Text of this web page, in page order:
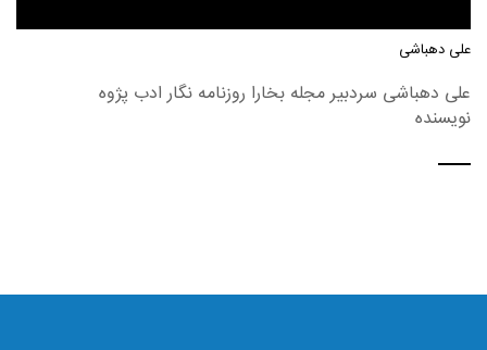
علی دهباشی
علی دهباشی سردبیر مجله بخارا روزنامه نگار ادب پژوه
نویسنده